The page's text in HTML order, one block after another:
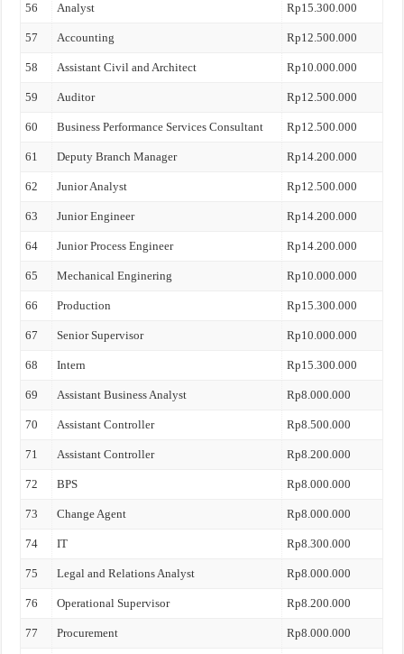
56 Analyst Rp15.300.000
57 Accounting Rp12.500.000
58 Assistant Civil and Architect Rp10.000.000
59 Auditor Rp12.500.000
60 Business Performance Services Consultant Rp12.500.000
61 Deputy Branch Manager Rp14.200.000
62 Junior Analyst Rp12.500.000
63 Junior Engineer Rp14.200.000
64 Junior Process Engineer Rp14.200.000
65 Mechanical Enginering Rp10.000.000
66 Production Rp15.300.000
67 Senior Supervisor Rp10.000.000
68 Intern Rp15.300.000
69 Assistant Business Analyst Rp8.000.000
70 Assistant Controller Rp8.500.000
71 Assistant Controller Rp8.200.000
72 BPS Rp8.000.000
73 Change Agent Rp8.000.000
74 IT Rp8.300.000
75 Legal and Relations Analyst Rp8.000.000
76 Operational Supervisor Rp8.200.000
77 Procurement Rp8.000.000